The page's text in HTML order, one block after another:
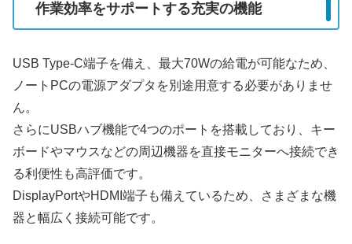
作業効率をサポートする充実の機能
USB Type-C端子を備え、最大70Wの給電が可能なため、
ノートPCの電源アダプタを別途用意する必要がありませ
ん。
さらにUSBハブ機能で4つのポートを搭載しており、キー
ボードやマウスなどの周辺機器を直接モニターへ接続でき
る利便性も高評価です。
DisplayPortやHDMI端子も備えているため、さまざまな機
器と幅広く接続可能です。